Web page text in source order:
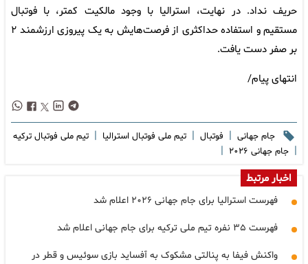
حریف نداد. در نهایت، استرالیا با وجود مالکیت کمتر، با فوتبال
مستقیم و استفاده حداکثری از فرصت‌هایش به یک پیروزی ارزشمند ۲
بر صفر دست یافت.
انتهای پیام/
جام جهانی | فوتبال | تیم ملی فوتبال استرالیا | تیم ملی فوتبال ترکیه
| جام جهانی ۲۰۲۶ |
اخبار مرتبط
فهرست استرالیا برای جام جهانی ۲۰۲۶ اعلام شد
فهرست ۳۵ نفره تیم ملی ترکیه برای جام جهانی اعلام شد
واکنش فیفا به پنالتی مشکوک به آفساید بازی سوئیس و قطر در